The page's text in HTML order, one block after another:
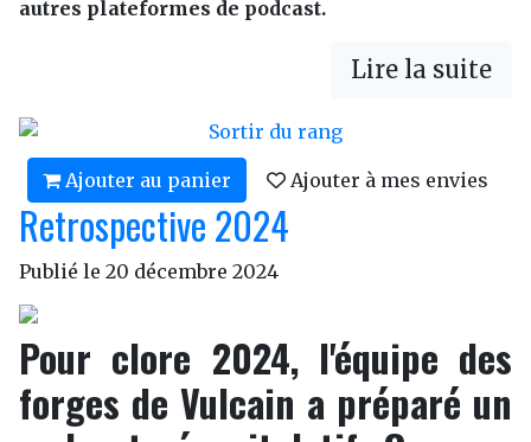
autres plateformes de podcast.
Lire la suite
Ajouter au panier Ajouter à mes envies
Retrospective 2024
Publié le 20 décembre 2024
Pour clore 2024, l'équipe des
forges de Vulcain a préparé un